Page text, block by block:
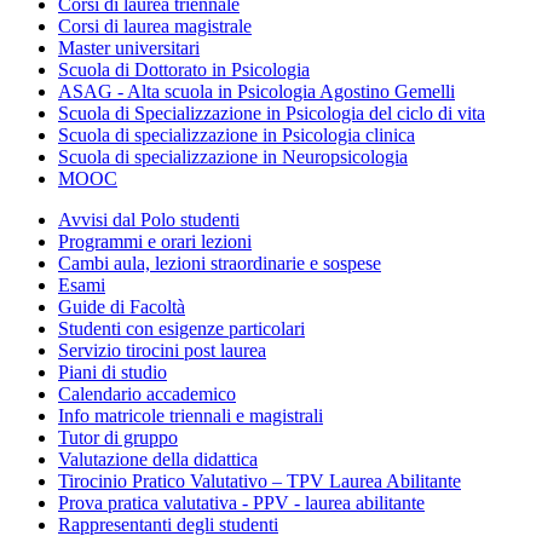
Corsi di laurea magistrale
Master universitari
Scuola di Dottorato in Psicologia
ASAG - Alta scuola in Psicologia Agostino Gemelli
Scuola di Specializzazione in Psicologia del ciclo di vita
Scuola di specializzazione in Psicologia clinica
Scuola di specializzazione in Neuropsicologia
MOOC
Avvisi dal Polo studenti
Programmi e orari lezioni
Cambi aula, lezioni straordinarie e sospese
Esami
Guide di Facoltà
Studenti con esigenze particolari
Servizio tirocini post laurea
Piani di studio
Calendario accademico
Info matricole triennali e magistrali
Tutor di gruppo
Valutazione della didattica
Tirocinio Pratico Valutativo – TPV Laurea Abilitante
Prova pratica valutativa - PPV - laurea abilitante
Rappresentanti degli studenti